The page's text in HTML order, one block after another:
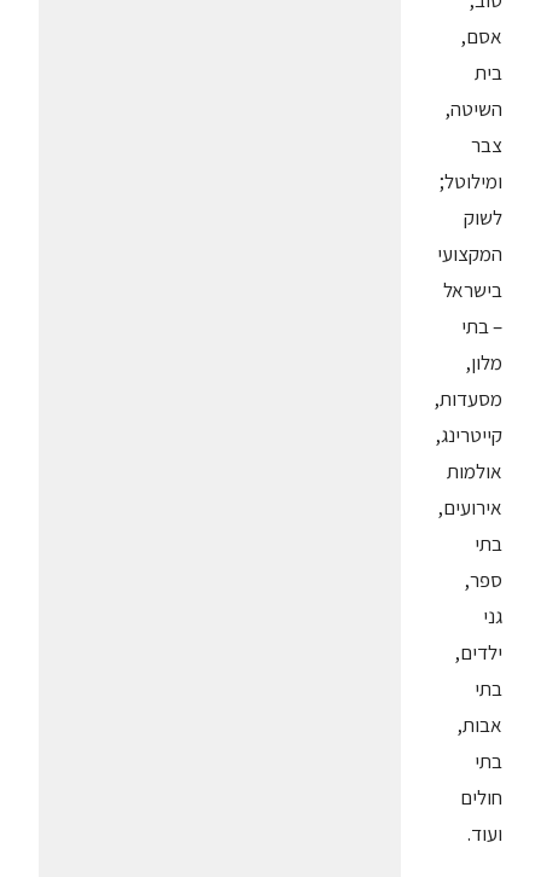
אסם,
בית
השיטה,
צבר
ומילוטל;
לשוק
המקצועי
בישראל
– בתי
מלון,
מסעדות,
קייטרינג,
אולמות
אירועים,
בתי
ספר,
גני
ילדים,
בתי
אבות,
בתי
חולים
ועוד.